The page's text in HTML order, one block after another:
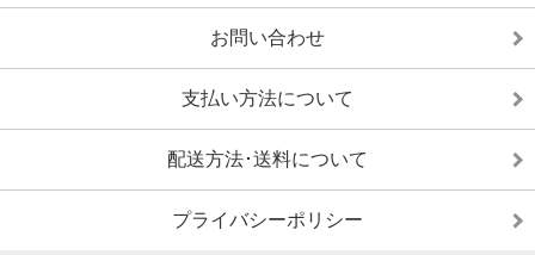
お問い合わせ
支払い方法について
配送方法･送料について
プライバシーポリシー